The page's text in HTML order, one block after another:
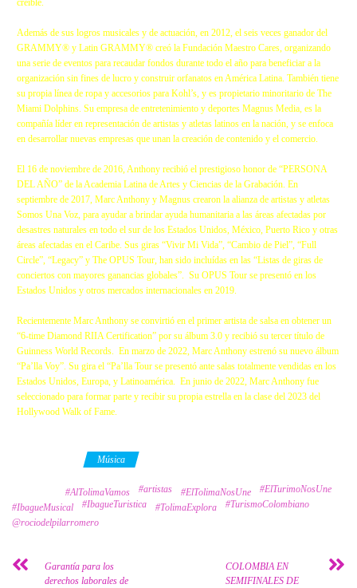
creíble.
Además de sus logros musicales y de actuación, en 2012, el seis veces ganador del
GRAMMY® y Latin GRAMMY® creó la Fundación Maestro Cares, organizando
una serie de eventos para recaudar fondos durante todo el año para beneficiar a la
organización sin fines de lucro y construir orfanatos en América Latina. También tiene
su propia línea de ropa y accesorios para Kohl’s, y es propietario minoritario de The
Miami Dolphins. Su empresa de entretenimiento y deportes Magnus Media, es la
compañía líder en representación de artistas y atletas latinos en la nación, y se enfoca
en desarrollar nuevas empresas que unan la creación de contenido y el comercio.
El 16 de noviembre de 2016, Anthony recibió el prestigioso honor de “PERSONA
DEL AÑO” de la Academia Latina de Artes y Ciencias de la Grabación. En
septiembre de 2017, Marc Anthony y Magnus crearon la alianza de artistas y atletas
Somos Una Voz, para ayudar a brindar ayuda humanitaria a las áreas afectadas por
desastres naturales en todo el sur de los Estados Unidos, México, Puerto Rico y otras
áreas afectadas en el Caribe. Sus giras “Vivir Mi Vida”, “Cambio de Piel”, “Full
Circle”, “Legacy” y The OPUS Tour, han sido incluídas en las “Listas de giras de
conciertos con mayores ganancias globales”. Su OPUS Tour se presentó en los
Estados Unidos y otros mercados internacionales en 2019.
Recientemente Marc Anthony se convirtió en el primer artista de salsa en obtener un
“6-time Diamond RIIA Certification” por su álbum 3.0 y recibió su tercer título de
Guinness World Records. En marzo de 2022, Marc Anthony estrenó su nuevo álbum
“Pa’lla Voy”. Su gira el “Pa’lla Tour se presentó ante salas totalmente vendidas en los
Estados Unidos, Europa, y Latinoamérica. En junio de 2022, Marc Anthony fue
seleccionado para formar parte y recibir su propia estrella en la clase del 2023 del
Hollywood Walk of Fame.
Música
#AlTolimaVamos #artistas #ElTolimaNosUne
#ElTurimoNosUne
#IbagueMusical
#IbagueTuristica #TolimaExplora
#TurismoColombiano
@rociodelpilarromero
Garantía para los
derechos laborales de
COLOMBIA EN
SEMIFINALES DE